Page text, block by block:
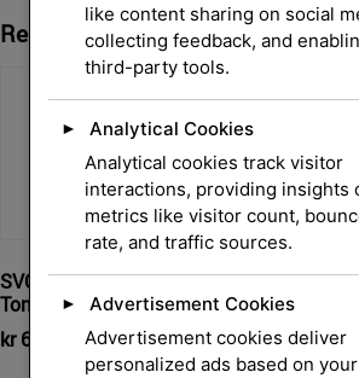
Relaterte Produkter
SVC Yellow Managed LJ
Toner
kr6 285,00 eksl. mva.
Toner
kr
like content sharing on social
collecting feedback, and
third-party tools.
►
Analytical Cookies
Analytical cookies track visitor
interactions, providing insights
metrics like visitor count,
rate, and traffic sources.
►
Advertisement Cookies
Advertisement cookies deliver
personalized ads based on your